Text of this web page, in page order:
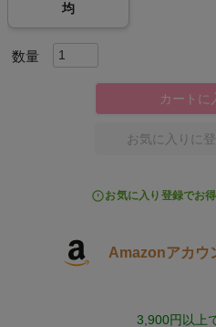
もっと見る
均
カートに
お気に入りに
お気に入り登録でお
Amazonアカウ
3,900円以上